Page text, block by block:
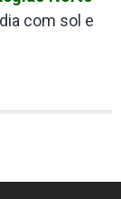
com sol e